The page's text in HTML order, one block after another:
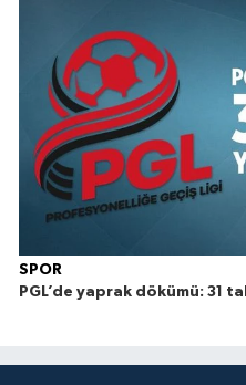
SPOR
PGL’de yaprak dökümü: 31